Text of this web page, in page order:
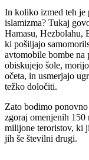
In koliko izmed teh je
islamizma? Tukaj
Hamasu, Hezbolahu,
ki pošiljajo
avtomobile bombe na
obiskujejo šole,
očeta, in usmerjajo
težko določiti.
Zato bodimo
zgoraj omenjenih
milijone teroristov, ki
jih še številni drugi.